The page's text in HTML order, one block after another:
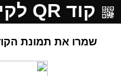
קוד QR לקישור
שמרו את תמונת